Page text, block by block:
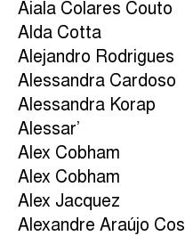
Aiala Colares Couto
Alda Cotta
Alejandro Rodrigues
Alessandra Cardoso
Alessandra Korap
Alessar’
Alex Cobham
Alex Cobham
Alex Jacquez
Alexandre Araújo